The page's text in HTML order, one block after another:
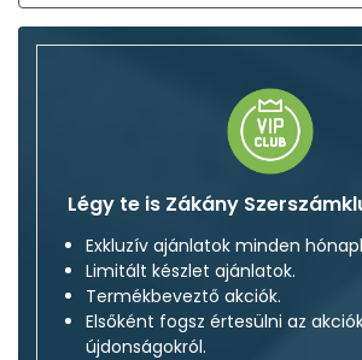
Légy te is Zákány
Exkluzív ajánlatok minden
Limitált készlet ajánlatok.
Termékbeveztő akciók.
Elsőként fogsz értesülni az
újdonságokról.